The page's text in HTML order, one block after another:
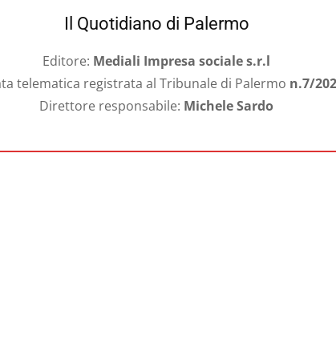
Il Quotidiano di Palermo
Editore: Mediali Impresa sociale s.r.l
telematica registrata al Tribunale di Palermo n.7/
Direttore responsabile: Michele Sardo